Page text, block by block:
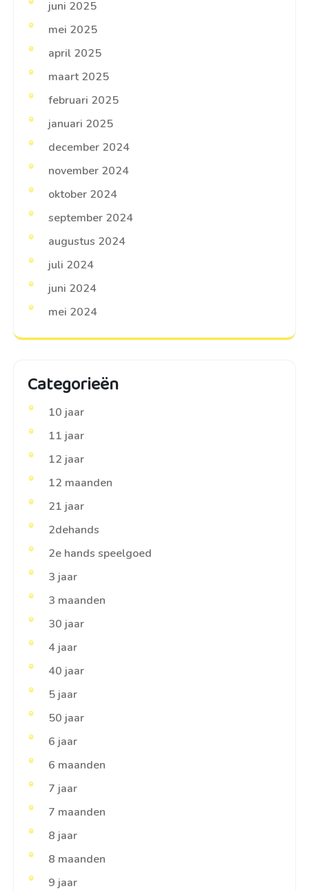
juni 2025
mei 2025
april 2025
maart 2025
februari 2025
januari 2025
december 2024
november 2024
oktober 2024
september 2024
augustus 2024
juli 2024
juni 2024
mei 2024
Categorieën
10 jaar
11 jaar
12 jaar
12 maanden
21 jaar
2dehands
2e hands speelgoed
3 jaar
3 maanden
30 jaar
4 jaar
40 jaar
5 jaar
50 jaar
6 jaar
6 maanden
7 jaar
7 maanden
8 jaar
8 maanden
9 jaar